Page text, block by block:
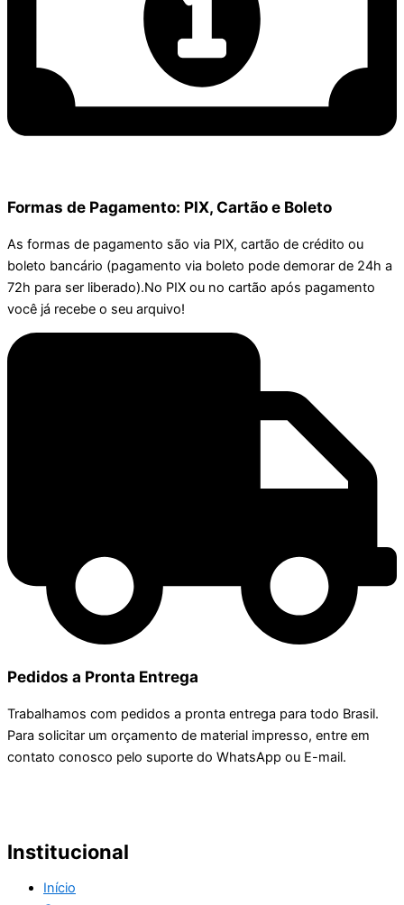
Formas de Pagamento: PIX, Cartão e Boleto
As formas de pagamento são via PIX, cartão de crédito ou
boleto bancário (pagamento via boleto pode demorar de 24h a
72h para ser liberado).No PIX ou no cartão após pagamento
você já recebe o seu arquivo!
Pedidos a Pronta Entrega
Trabalhamos com pedidos a pronta entrega para todo Brasil.
Para solicitar um orçamento de material impresso, entre em
contato conosco pelo suporte do WhatsApp ou E-mail.
Institucional
Início